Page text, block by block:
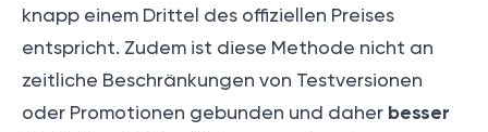
knapp einem Drittel des offiziellen Preises
entspricht. Zudem ist diese Methode nicht an
zeitliche Beschränkungen von Testversionen
oder Promotionen gebunden und daher besser